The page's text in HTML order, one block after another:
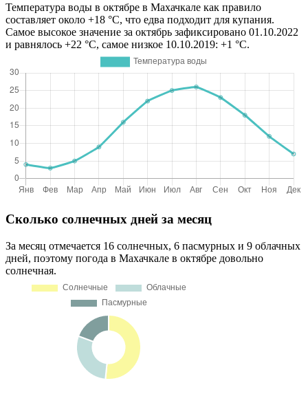
Температура воды в октябре в Махачкале как правило
составляет около +18 °C, что едва подходит для купания.
Самое высокое значение за октябрь зафиксировано 01.10.2022
и равнялось +22 °C, самое низкое 10.10.2019: +1 °C.
Сколько солнечных дней за месяц
За месяц отмечается 16 солнечных, 6 пасмурных и 9 облачных
дней, поэтому погода в Махачкале в октябре довольно
солнечная.